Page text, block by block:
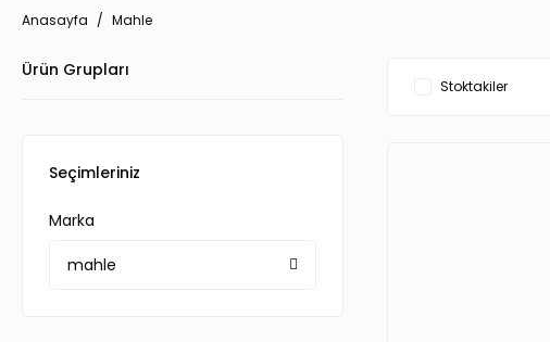
Anasayfa Mahle
Ürün Grupları
Seçimleriniz
Marka
mahle
Stoktakiler